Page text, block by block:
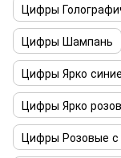
Цифры
Цифры Шампань
Цифры Ярко синие
Цифры Ярко
Цифры Розовые с